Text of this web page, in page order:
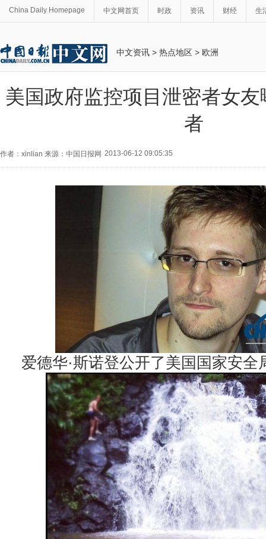
China Daily Homepage 中文网首页 时政 资讯 财经 生
中文资讯 > 热点地区 > 欧洲
美国政府监控项目泄密者女
者
作者：xinlian 来源：中国日报网 2013-06-12 09:05:35
爱德华·斯诺登公开了美国国家安全